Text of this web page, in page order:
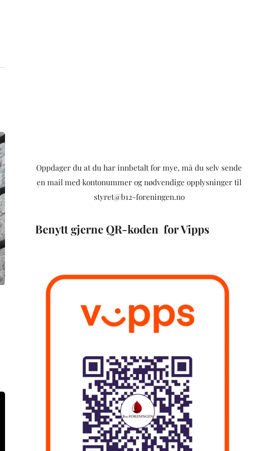
Oppdager du at du har innbetalt for mye, må du selv sende
en mail med kontonummer og nødvendige opplysninger til
styret@b12-foreningen.no
Benytt gjerne QR-koden for Vipps